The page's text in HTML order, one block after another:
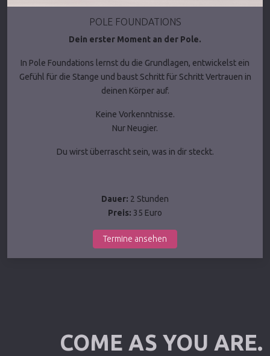
POLE FOUNDATIONS
Dein erster Moment an der Pole.
In Pole Foundations lernst du die Grundlagen, entwickelst ein
Gefühl für die Stange und baust Schritt für Schritt Vertrauen in
deinen Körper auf.
Keine Vorkenntnisse.
Nur Neugier.
Du wirst überrascht sein, was in dir steckt.
Dauer: 2 Stunden
Preis: 35 Euro
Termine ansehen
COME AS YOU ARE.